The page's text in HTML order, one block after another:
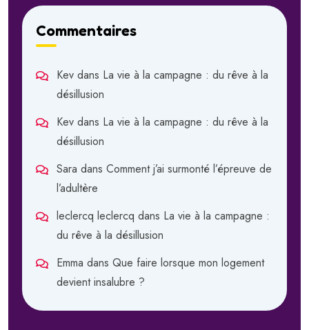
Commentaires
Kev dans La vie à la campagne : du rêve à la
désillusion
Kev dans La vie à la campagne : du rêve à la
désillusion
Sara dans Comment j’ai surmonté l’épreuve de
l’adultère
leclercq leclercq dans La vie à la campagne :
du rêve à la désillusion
Emma dans Que faire lorsque mon logement
devient insalubre ?